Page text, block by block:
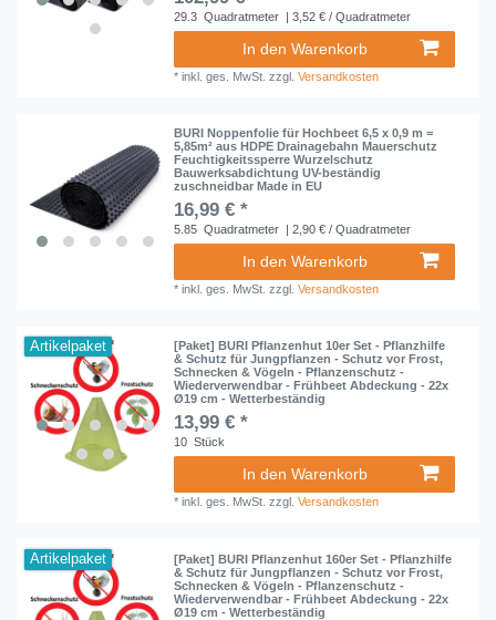
29.3 Quadratmeter | 3,52 € / Quadratmeter
In den Warenkorb
*inkl. ges. MwSt. zzgl.Versandkosten
BURI Noppenfolie für Hochbeet 6,5 x 0,9 m =
5,85m² aus HDPE Drainagebahn Mauerschutz
Feuchtigkeitssperre Wurzelschutz
Bauwerksabdichtung UV-beständig
zuschneidbar Made in EU
16,99 € *
5.85 Quadratmeter | 2,90 € / Quadratmeter
In den Warenkorb
*inkl. ges. MwSt. zzgl.Versandkosten
Artikelpaket
[Paket] BURI Pflanzenhut 10er Set - Pflanzhilfe
& Schutz für Jungpflanzen - Schutz vor Frost,
Schnecken & Vögeln - Pflanzenschutz -
Wiederverwendbar - Frühbeet Abdeckung - 22x
Ø19 cm - Wetterbeständig
13,99 € *
10 Stück
In den Warenkorb
*inkl. ges. MwSt. zzgl.Versandkosten
Artikelpaket
[Paket] BURI Pflanzenhut 160er Set - Pflanzhilfe
& Schutz für Jungpflanzen - Schutz vor Frost,
Schnecken & Vögeln - Pflanzenschutz -
Wiederverwendbar - Frühbeet Abdeckung - 22x
Ø19 cm - Wetterbeständig